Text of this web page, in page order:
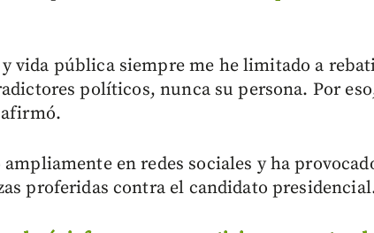
vida pública siempre me he limitado a
políticos, nunca su persona. Por
afirmó.
en redes sociales y ha
proferidas contra el candidato